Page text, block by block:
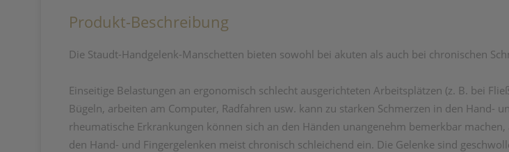
Produkt-Beschreibung
Die Staudt-Handgelenk-Manschetten bieten sowohl bei akuten als auch bei chronischen
Einseitige Belastungen an ergonomisch schlecht ausgerichteten Arbeitsplätzen (z. B. bei
Bügeln, arbeiten am Computer, Radfahren usw. kann zu starken Schmerzen in den Hand-
rheumatische Erkrankungen können sich an den Händen unangenehm bemerkbar
den Hand- und Fingergelenken meist chronisch schleichend ein. Die Gelenke sind